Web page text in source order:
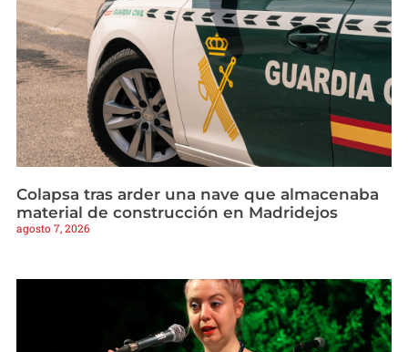
Colapsa tras arder una nave que almacenaba
material de construcción en Madridejos
agosto 7, 2026